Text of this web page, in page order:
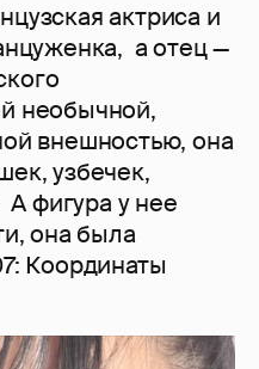
актриса и
а отец —
необычной,
внешностью, она
узбечек,
А фигура у нее
она была
Координаты